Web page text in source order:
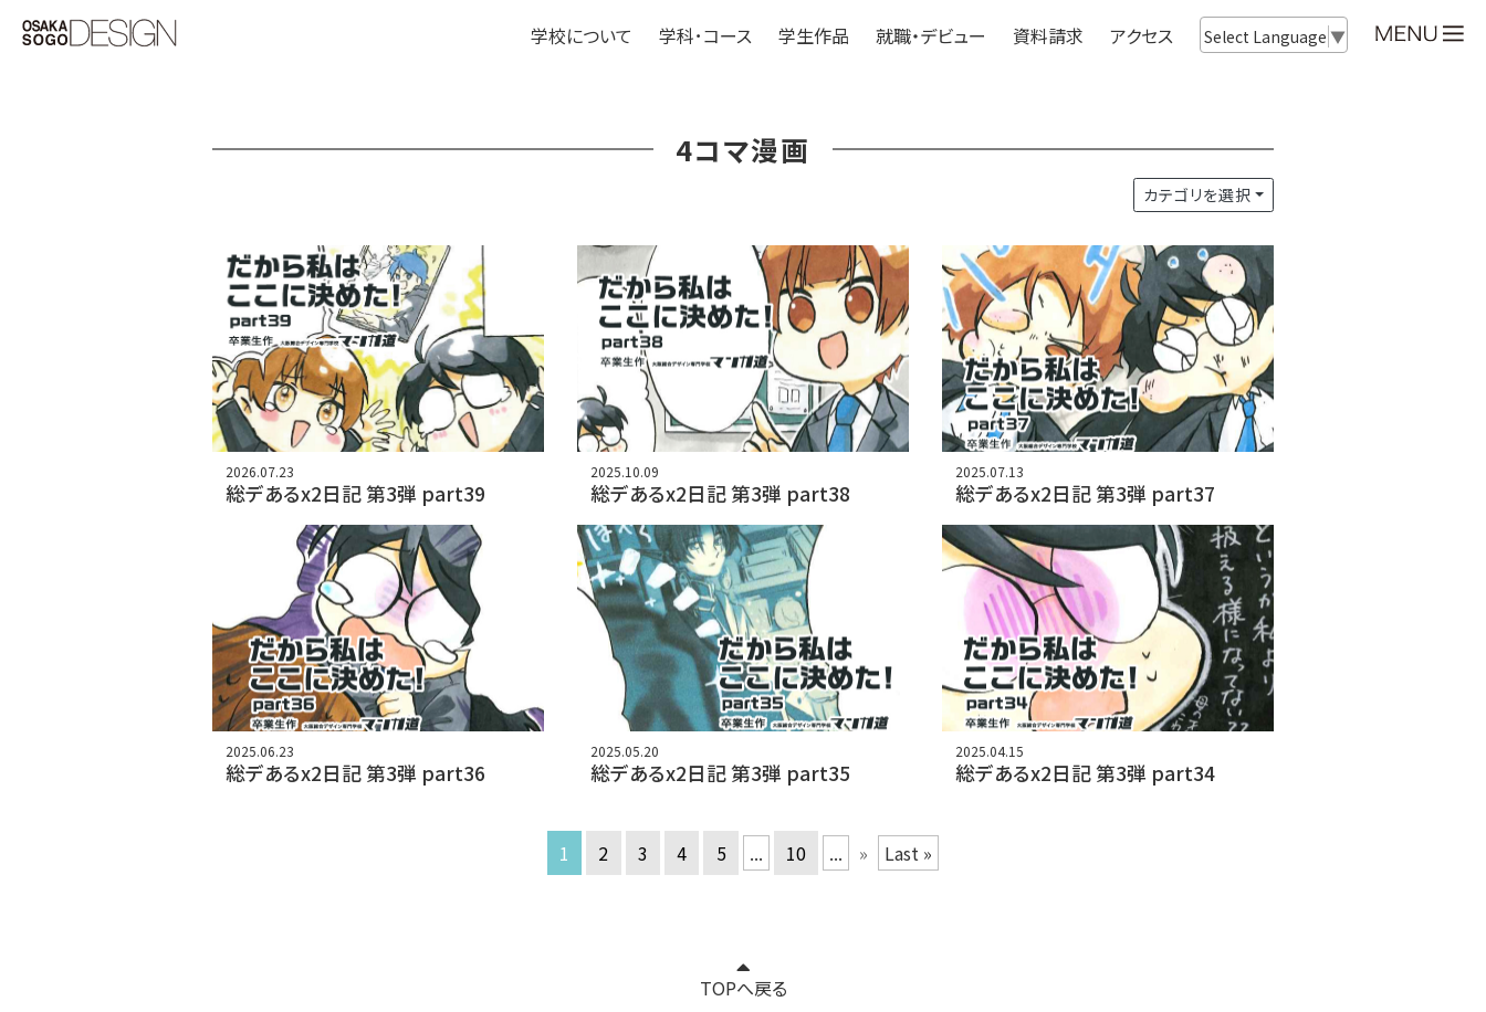
学校について 学科･コース 学生作品 就職・デビュー 資料請求 アクセス Select Language ▼
4コマ漫画
カテゴリを選択
2026.07.23
総デあるx2日記 第3弾 part39
2025.10.09
総デあるx2日記 第3弾 part38
2025.07.13
総デあるx2日記 第3弾 part37
2025.06.23
総デあるx2日記 第3弾 part36
2025.05.20
総デあるx2日記 第3弾 part35
2025.04.15
総デあるx2日記 第3弾 part34
1 2 3 4 5 ... 10 ... » Last »
TOPへ戻る